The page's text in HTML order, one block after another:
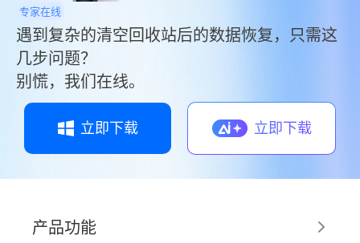
专家在线
遇到复杂的清空回收站后的数据恢复，只需这
几步问题？
别慌，我们在线。
立即下载 立即下载
产品功能